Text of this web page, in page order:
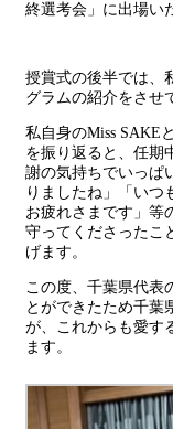
終選考会」に出場い
授賞式の後半では、
グラムの紹介をさせ
私自身のMiss SAKE
を振り返ると、任期
謝の気持ちでいっぱ
りましたね」「いつ
お疲れさまです」等
守ってくださったこ
げます。
この度、千葉県代表
とができたため千葉
が、これからも愛す
ます。